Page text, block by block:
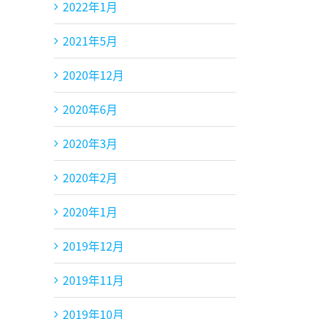
2022年1月
2021年5月
2020年12月
2020年6月
2020年3月
2020年2月
2020年1月
2019年12月
2019年11月
2019年10月